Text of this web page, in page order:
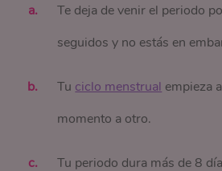
Te deja de venir el periodo
seguidos y no estás en
Tuciclo menstrual empieza
momento a otro.
Tu periodo dura más de 8